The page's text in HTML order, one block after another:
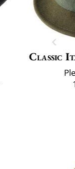
Classic